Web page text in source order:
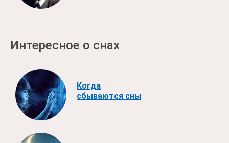
Интересное о снах
Когда
сбываются сны